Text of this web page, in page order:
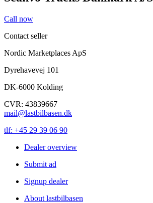
Call now
Contact seller
Nordic Marketplaces ApS
Dyrehavevej 101
DK-6000 Kolding
CVR: 43839667
mail@lastbilbasen.dk
tlf: +45 29 39 06 90
Dealer overview
Submit ad
Signup dealer
About lastbilbasen